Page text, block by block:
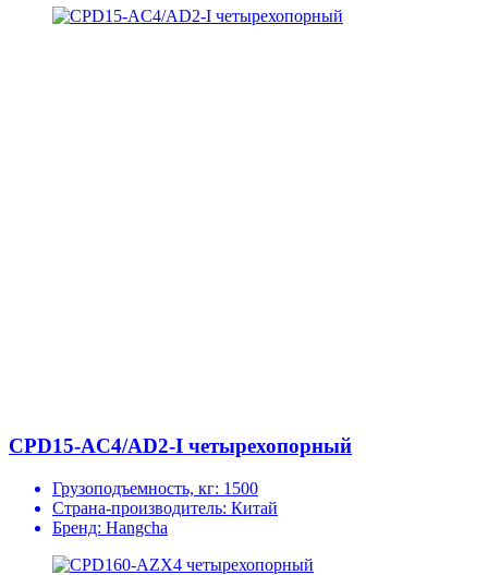
CPD15-AC4/AD2-I четырехопорный
Грузоподъемность, кг: 1500
Страна-производитель: Китай
Бренд: Hangcha